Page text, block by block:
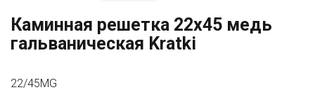
Каминная решетка 22x45 медь
гальваническая Kratki
22/45MG